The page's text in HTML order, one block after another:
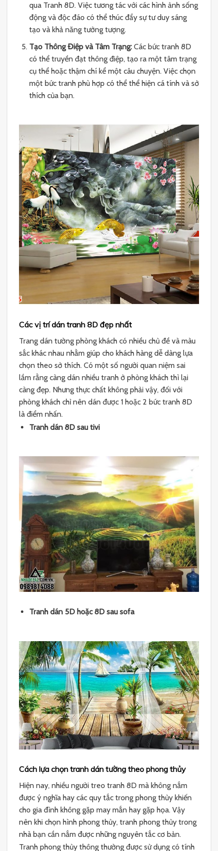
qua Tranh 8D. Việc tương tác với các hình ảnh sống
động và độc đáo có thể thúc đẩy sự tư duy sáng
tạo và khả năng tưởng tượng.
Tạo Thông Điệp và Tâm Trạng:Các bức tranh 8D
có thể truyền đạt thông điệp, tạo ra một tâm trạng
cụ thể hoặc thậm chí kể một câu chuyện. Việc chọn
một bức tranh phù hợp có thể thể hiện cá tính và sở
thích của bạn.
Các vị trí dán tranh 8D đẹp nhất
Trang dán tường phòng khách có nhiều chủ đề và màu
sắc khác nhau nhằm giúp cho khách hàng dễ dàng lựa
chọn theo sở thích. Có một số người quan niệm sai
lầm rằng càng dán nhiều tranh ở phòng khách thì lại
càng đẹp. Nhưng thực chất không phải vậy, đối với
phòng khách chỉ nên dán được 1 hoặc 2 bức tranh 8D
là điểm nhấn.
Tranh dán 8D sau tivi
Tranh dán 5D hoặc 8D sau sofa
Cách lựa chọn tranh dán tường theo phong thủy
Hiện nay, nhiều người treo tranh 8D mà không nắm
được ý nghĩa hay các quy tắc trong phong thủy khiến
cho gia đình không gặp may mắn hay gặp họa. Vậy
nên khi chọn hình phong thủy, tranh phong thủy trong
nhà bạn cần nắm được những nguyên tắc cơ bản.
Tranh phong thủy thông thường được sử dụng có tính